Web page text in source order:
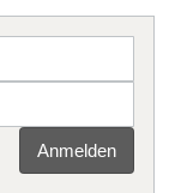
Anmelden